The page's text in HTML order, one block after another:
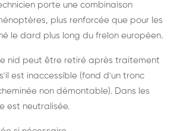
porte une combinaison
plus renforcée que pour les
le dard plus long du frelon européen.
nid peut être retiré après traitement
est inaccessible (fond d'un tronc
non démontable). Dans les
est neutralisée.